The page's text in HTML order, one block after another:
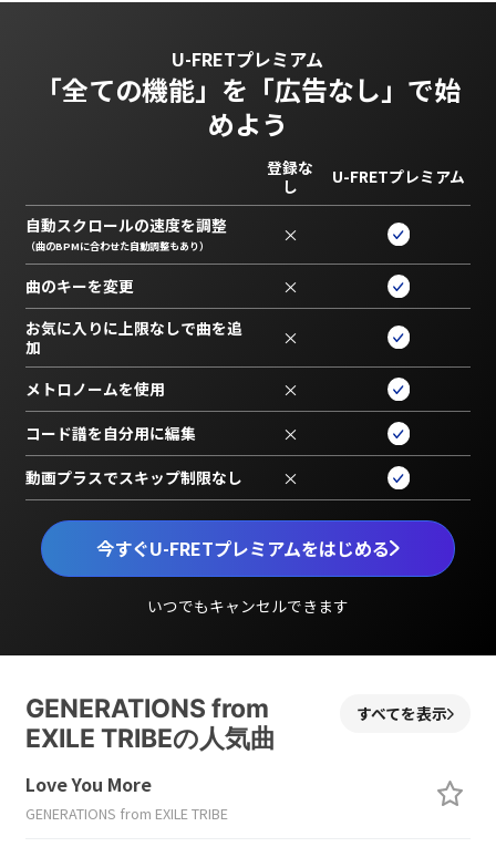
U-FRETプレミアム
「全ての機能」を 「広告なし」で始
めよう
今すぐU-FRETプレミアムをはじめる
いつでもキャンセルできます
登録な
し
U-FRETプレミアム
自動スクロールの速度を調整
（曲のBPMに合わせた自動調整もあり） ×
曲のキーを変更 ×
お気に入りに上限なしで曲を追
加
×
メトロノームを使用 ×
コード譜を自分用に編集 ×
動画プラスでスキップ制限なし ×
GENERATIONS from
EXILE TRIBEの人気曲
すべてを表示
Love You More
GENERATIONS from EXILE TRIBE